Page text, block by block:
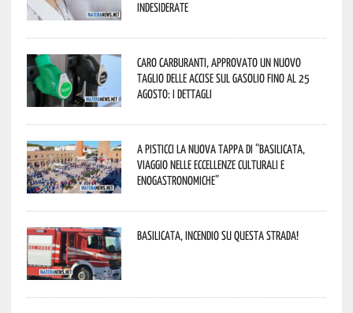
indesiderate
Caro carburanti, approvato un nuovo
taglio delle accise sul gasolio fino al 25
agosto: i dettagli
A Pisticci la nuova tappa di “Basilicata,
viaggio nelle eccellenze culturali e
enogastronomiche”
Basilicata, incendio su questa strada!